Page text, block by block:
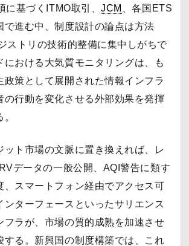
に基づくITMO取引、JCM
、各国ETS
で進む中、制度設計の論点は方法
ストリの技術的整備に集中しがちで
における大気質モニタリングは、も
政策として展開された情報インフラ
の行動を変化させる外部効果を発揮
ット市場の文脈に置き換えれば、レ
データの一般公開、AQI警告に類す
、スマートフォン経由でアクセス可
ンターフェースといったサリエンス
フラが、市場の質的成熟を加速させ
する。新興国の制度構築では、これ